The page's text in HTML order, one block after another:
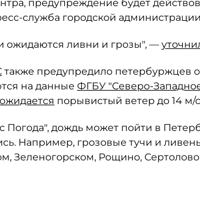
предупреждение будет
служба городской
ожидаются ливни и грозы", —
также предупредило петербуржцев
на данные ФГБУ "Северо-
ожидается порывистый ветер до 14 м/
дождь может пойти в
Например, грозовые тучи и
Зеленогорском, Рощино,